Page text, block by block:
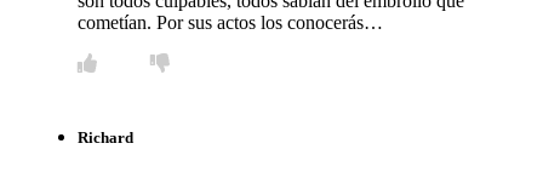
cometían. Por sus actos los conocerás…
Richard